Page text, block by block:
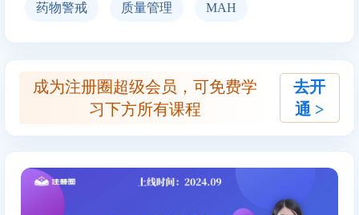
药物警戒
质量管理 MAH
成为注册圈超级会员，可免费学
习下方所有课程
去开
通 >